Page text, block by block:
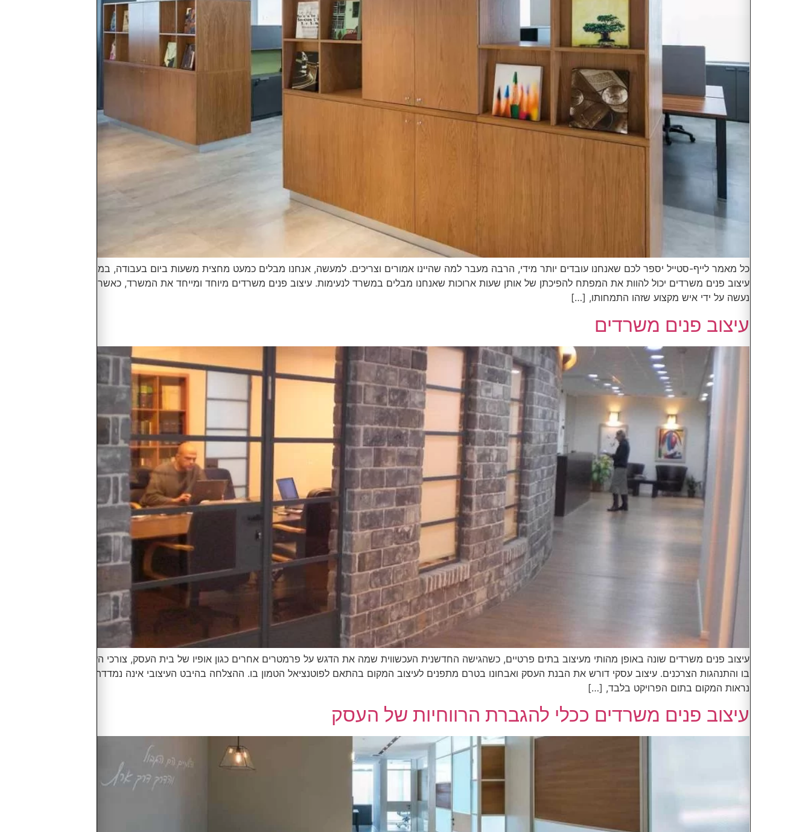
כל מאמר לייף-סטייל יספר לכם שאנחנו עובדים יותר מידי, הרבה מעבר למה שהיינו אמורים וצריכים. למעשה, אנחנו מבלים כמעט מחצית משעות ביום בעבודה, במשרד.
עיצוב פנים משרדים יכול להוות את המפתח להפיכתן של אותן שעות ארוכות שאנחנו מבלים במשרד לנעימות. עיצוב פנים משרדים מיוחד ומייחד את המשרד, כאשר הוא
נעשה על ידי איש מקצוע שזהו התמחותו, […]
עיצוב פנים משרדים
עיצוב פנים משרדים שונה באופן מהותי מעיצוב בתים פרטיים, כשהגישה החדשנית העכשווית שמה את הדגש על פרמטרים אחרים כגון אופיו של בית העסק, צורכי העובדים
בו והתנהגות הצרכנים. עיצוב עסקי דורש את הבנת העסק ואבחונו בטרם מתפנים לעיצוב המקום בהתאם לפוטנציאל הטמון בו. ההצלחה בהיבט העיצובי אינה נמדדת על פי
נראות המקום בתום הפרויקט בלבד, […]
עיצוב פנים משרדים ככלי להגברת הרווחיות של העסק